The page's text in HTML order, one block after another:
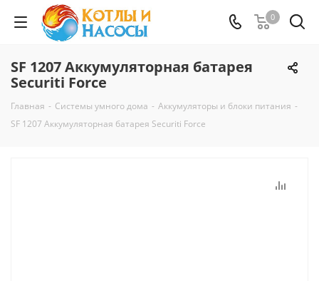
0
SF 1207 Аккумуляторная батарея
Securiti Force
Главная - Системы умного дома - Аккумуляторы и блоки питания -
SF 1207 Аккумуляторная батарея Securiti Force